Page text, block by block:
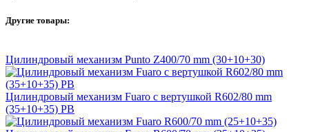
Другие товары:
Цилиндровый механизм Punto Z400/70 mm (30+10+30)
Цилиндровый механизм Fuaro с вертушкой R602/80 mm
(35+10+35) PB